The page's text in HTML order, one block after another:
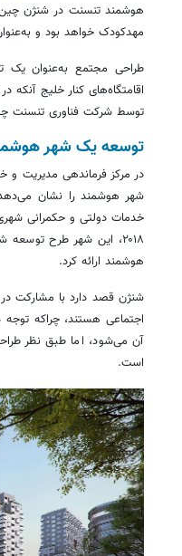
هوشمندتنسنت در شنژن
مهدکودک خواهد بود و
طراحی مجتمع به‌عنوان یک
اقامتگاه‌های کنار خلیج
توسط شرکت فناوری تنسنت
توسعه یک شهر
در مرکز فرماندهی مدیریت
شهر هوشمند را نشان
خدمات دولتی و حکمرانی
۲۰۱۸، این شهر طرح
هوشمند ارائه کرد.
شنژنقصد دارد با مشارکت
اجتماعی هستند، چراکه
آن می‌شود، اما طبق نظر
است.